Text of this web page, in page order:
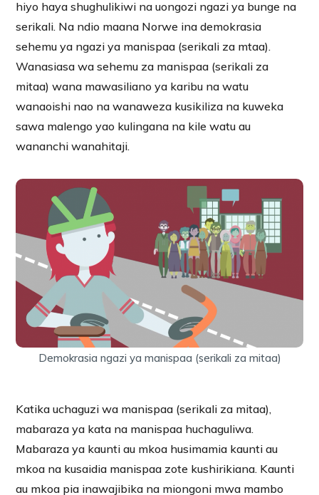
hiyo haya shughulikiwi na uongozi ngazi ya bunge na
serikali. Na ndio maana Norwe ina demokrasia
sehemu ya ngazi ya manispaa (serikali za mtaa).
Wanasiasa wa sehemu za manispaa (serikali za
mitaa) wana mawasiliano ya karibu na watu
wanaoishi nao na wanaweza kusikiliza na kuweka
sawa malengo yao kulingana na kile watu au
wananchi wanahitaji.
Demokrasia ngazi ya manispaa (serikali za mitaa)
Katika uchaguzi wa manispaa (serikali za mitaa),
mabaraza ya kata na manispaa huchaguliwa.
Mabaraza ya kaunti au mkoa husimamia kaunti au
mkoa na kusaidia manispaa zote kushirikiana. Kaunti
au mkoa pia inawajibika na miongoni mwa mambo